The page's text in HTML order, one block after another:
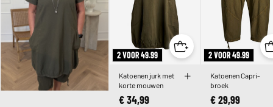
2 VOOR 49.99
Katoenen jurk met
korte mouwen
€ 34,99
2 VOOR 49.99
Katoenen Capri-
broek
€ 29,99